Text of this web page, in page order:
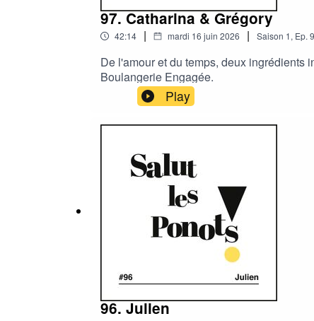
97. Catharina & Grégory
42:14 | mardi 16 juin 2026 | Saison 1, Ep.
De l'amour et du temps, deux ingrédients
Boulangerie Engagée.
Play
96. Julien